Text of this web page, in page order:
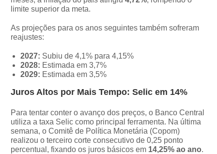
limite superior da meta.
As projeções para os anos seguintes também sofreram
reajustes:
2027: Subiu de 4,1% para 4,15%
2028: Estimada em 3,7%
2029: Estimada em 3,5%
Juros Altos por Mais Tempo: Selic em 14%
Para tentar conter o avanço dos preços, o Banco Central
utiliza a taxa Selic como principal ferramenta. Na última
semana, o Comitê de Política Monetária (Copom)
realizou o terceiro corte consecutivo de 0,25 ponto
percentual, fixando os juros básicos em 14,25% ao ano.